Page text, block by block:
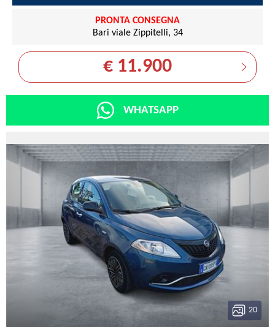
PRONTA CONSEGNA
Bari viale Zippitelli, 34
€ 11.900
WHATSAPP
20